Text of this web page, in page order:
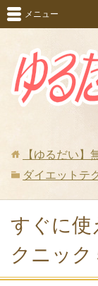
メニュー
【ゆるだい】
ダイエットテ
すぐに使
クニック